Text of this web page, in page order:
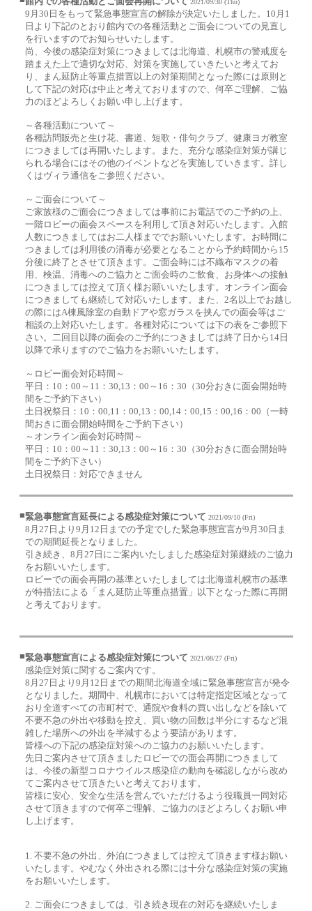
2021/09/30 (Thu)
9月30日をもって緊急事態宣言の解除が決定いたしました。10月1
日より下記のとおり館内での各種活動とご面会についての見直し
を行いますのでお知らせいたします。
尚、今後の感染症対策につきましては北海道、札幌市の警戒度を
踏まえた上で適切な対応、対策を実施していきたいと考えてお
り、まん延防止等重点措置以上の対策期間となった際には原則と
して下記の対応は中止と考えておりますので、何卒ご理解、ご協
力のほどよろしくお願い申し上げます。
～各種活動について～
各種訪問販売と生け花、書道、短歌・俳句クラブ、健康ヨガ教室
につきましては再開いたします。また、充分な感染症対策が講じ
られる場合にはその他のイベントなどを実施していきます。詳し
くはヴィラ通信をご参照ください。
～ご面会について～
ご家族様のご面会につきましては事前にお電話でのご予約の上、
一階ロビーの面会スペースを利用して頂き対応いたします。入館
人数につきましてはお二人様まででお願いいたします。お時間に
つきましては利用後の消毒が必要となることから予約時間から15
分後に終了とさせて頂きます。ご面会時には不織布マスクの着
用、検温、消毒へのご協力とご面会時のご飲食、お身体への接触
につきましては控えて頂く様お願いいたします。オンライン面会
につきましても継続して対応いたします。また、2名以上でお越し
の際にはA棟風除室の自動ドアや窓ガラスを挟んでの面会等はご
相談の上対応いたします。各種対応については下の表をご参照下
さい。二回目以降の面会のご予約につきましては終了日から14日
以降で承りますのでご協力をお願いいたします。
～ロビー面会対応時間～
平日：10：00～11：30,13：00～16：30（30分おきに面会開始時
間をご予約下さい）
土日祝祭日：10：00,11：00,13：00,14：00,15：00,16：00（一時
間おきに面会開始時間をご予約下さい）
～オンライン面会対応時間～
平日：10：00～11：30,13：00～16：30（30分おきに面会開始時
間をご予約下さい）
土日祝祭日：対応できません
■緊急事態宣言延長による感染症対策について 2021/09/10 (Fri)
8月27日より9月12日までの予定でした緊急事態宣言が9月30日ま
での期間延長となりました。
引き続き、8月27日にご案内いたしました感染症対策継続のご協力
をお願いいたします。
ロビーでの面会再開の基準といたしましては北海道札幌市の基準
が特措法による「まん延防止等重点措置」以下となった際に再開
と考えております。
■緊急事態宣言による感染症対策について 2021/08/27 (Fri)
感染症対策に関するご案内です。
8月27日より9月12日までの期間北海道全域に緊急事態宣言が発令
となりました。期間中、札幌市においては特定指定区域となって
おり全道すべての市町村で、通院や食料の買い出しなどを除いて
不要不急の外出や移動を控え、買い物の回数は半分にするなど混
雑した場所への外出を半減するよう要請があります。
皆様への下記の感染症対策へのご協力のお願いいたします。
先日ご案内させて頂きましたロビーでの面会再開につきまして
は、今後の新型コロナウイルス感染症の動向を確認しながら改め
てご案内させて頂きたいと考えております。
皆様に安心、安全な生活を営んでいただけるよう役職員一同対応
させて頂きますので何卒ご理解、ご協力のほどよろしくお願い申
し上げます。
1. 不要不急の外出、外泊につきましては控えて頂きます様お願い
いたします。やむなく外出される際には十分な感染症対策の実施
をお願いいたします。
2. ご面会につきましては、引き続き現在の対応を継続いたしま